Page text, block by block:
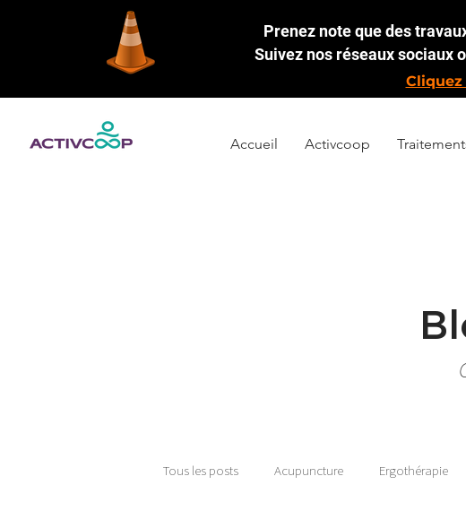
Prenez note que des
Suivez nos réseaux sociaux
Accueil Activcoop
Tous les posts Acupuncture Ergothérapie